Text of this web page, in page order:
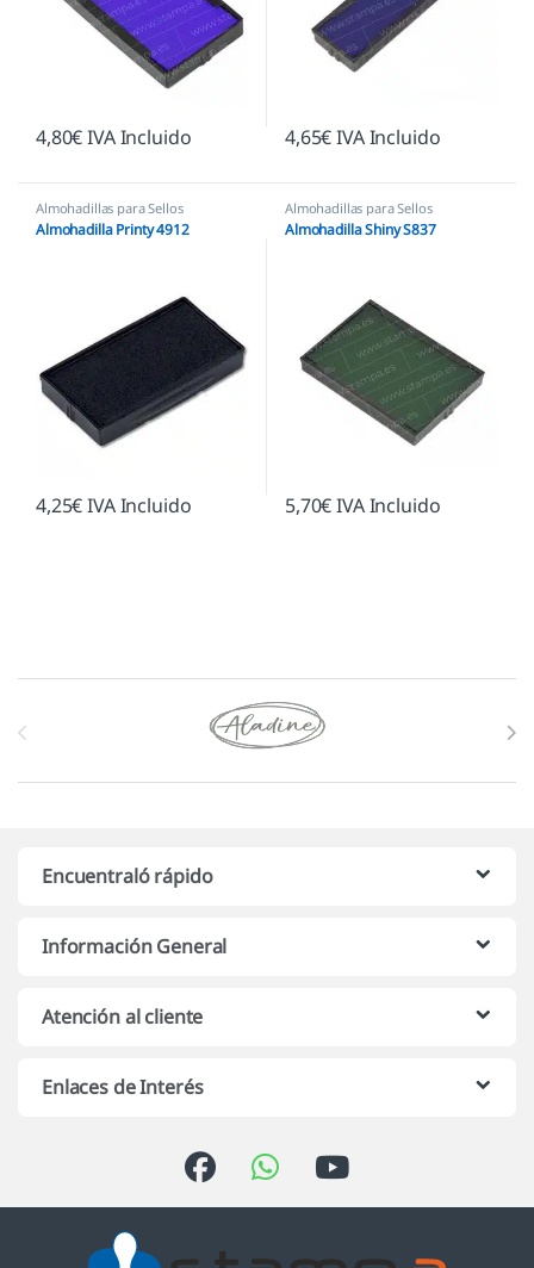
4,80€IVA Incluido 4,65€IVA Incluido
Almohadillas para Sellos
Automáticos ,Almohadillas Trodat
Almohadilla Printy 4912
4,25€IVA Incluido
Almohadillas para Sellos
Automáticos ,Almohadillas Shiny
Almohadilla Shiny S837
5,70€IVA Incluido
Marcas De Carrusel
Encuentraló rápido
Información General
Atención al cliente
Enlaces de Interés